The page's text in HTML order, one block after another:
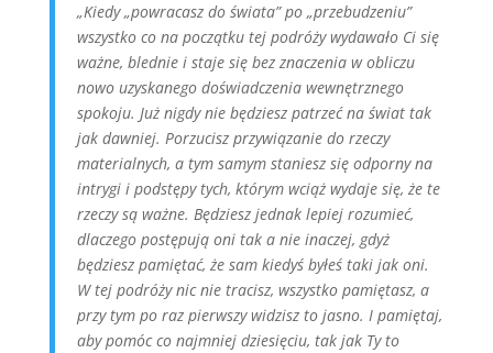
„Kiedy „powracasz do świata” po „przebudzeniu”
wszystko co na początku tej podróży wydawało Ci się
ważne, blednie i staje się bez znaczenia w obliczu
nowo uzyskanego doświadczenia wewnętrznego
spokoju. Już nigdy nie będziesz patrzeć na świat tak
jak dawniej. Porzucisz przywiązanie do rzeczy
materialnych, a tym samym staniesz się odporny na
intrygi i podstępy tych, którym wciąż wydaje się, że te
rzeczy są ważne. Będziesz jednak lepiej rozumieć,
dlaczego postępują oni tak a nie inaczej, gdyż
będziesz pamiętać, że sam kiedyś byłeś taki jak oni.
W tej podróży nic nie tracisz, wszystko pamiętasz, a
przy tym po raz pierwszy widzisz to jasno. I pamiętaj,
aby pomóc co najmniej dziesięciu, tak jak Ty to